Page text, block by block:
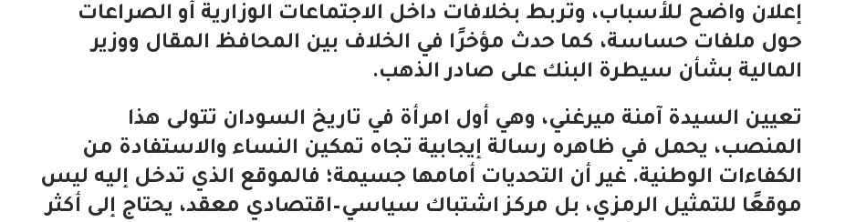
إعلان واضح للأسباب، وتُربط بخلافات داخل الاجتماعات الوزارية أو الصراعات
حول ملفات حساسة، كما حدث مؤخرًا في الخلاف بين المحافظ المقال ووزير
المالية بشأن سيطرة البنك على صادر الذهب.
تعيين السيدة آمنة ميرغني، وهي أول امرأة في تاريخ السودان تتولى هذا
المنصب، يحمل في ظاهره رسالة إيجابية تجاه تمكين النساء والاستفادة من
الكفاءات الوطنية. غير أن التحديات أمامها جسيمة؛ فالموقع الذي تدخل إليه ليس
موقعًا للتمثيل الرمزي، بل مركز اشتباك سياسي–اقتصادي معقد، يحتاج إلى أكثر